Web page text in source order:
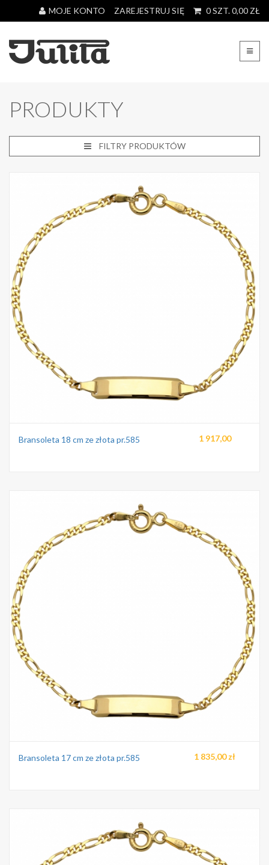
MOJE KONTO ZAREJESTRUJ SIĘ 0SZT.0,00 ZŁ
PRODUKTY
FILTRY PRODUKTÓW
Bransoleta 18 cm ze złota pr.585 1 917,00
Bransoleta 17 cm ze złota pr.585 1 835,00 zł